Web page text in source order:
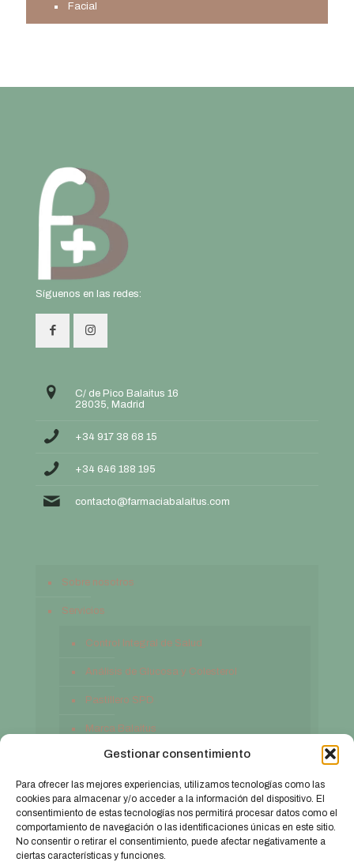
Gestionar consentimiento
Para ofrecer las mejores experiencias, utilizamos tecnologías como las
cookies para almacenar y/o acceder a la información del dispositivo. El
consentimiento de estas tecnologías nos permitirá procesar datos como el
comportamiento de navegación o las identificaciones únicas en este sitio.
No consentir o retirar el consentimiento, puede afectar negativamente a
ciertas características y funciones.
Facial
Síguenos en las redes:
C/ de Pico Balaitus 16
28035, Madrid
+34 917 38 68 15
+34 646 188 195
contacto@farmaciabalaitus.com
Sobre nosotros
Servicios
Control Integral de Salud
Análisis de Glucosa y Colesterol
Pastillero SPD
Marca Balaitus